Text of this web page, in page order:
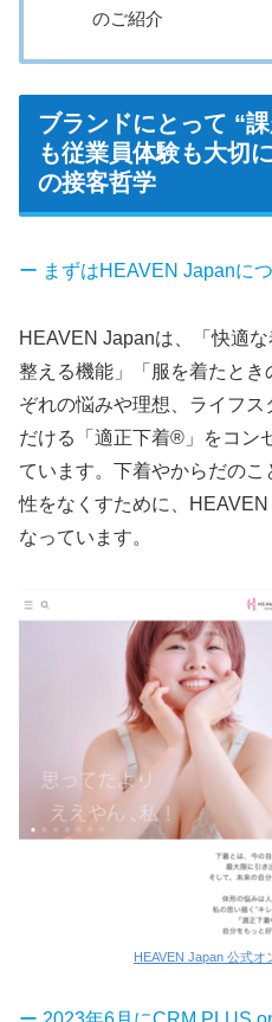
のご紹介
ブランドにとって “
も従業員体験も大切
の接客哲学
ー まずはHEAVEN Japanに
HEAVEN Japanは、「快適
整える機能」「服を着たと
ぞれの悩みや理想、ライフ
だける「適正下着®」をコン
ています。下着やからだの
性をなくすために、
なっています。
HEAVEN Japan 公式